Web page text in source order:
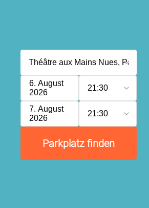
6. August
2026
21:30
7. August
2026
21:30
Parkplatz finden